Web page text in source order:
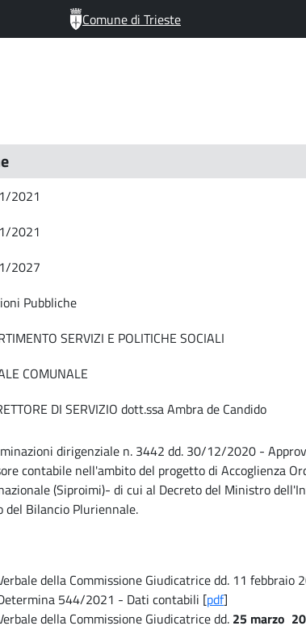
Comune di Trieste
2021
2021
2027
Pubbliche
SERVIZI E POLITICHE SOCIALI
COMUNALE
DI SERVIZIO dott.ssa Ambra de Candido
dirigenziale n. 3442 dd. 30/12/2020 -
contabile nell'ambito del progetto di Accoglienza
(Siproimi)- di cui al Decreto del Ministro
del Bilancio Pluriennale.
della Commissione Giudicatrice dd. 11 febbraio
544/2021 - Dati contabili [pdf]
della Commissione Giudicatrice dd. 25 marzo